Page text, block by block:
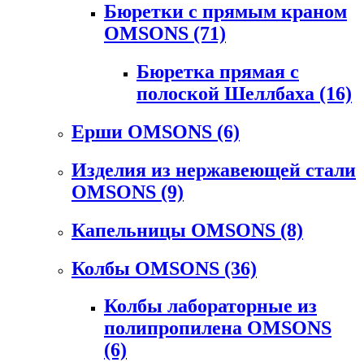
Бюретки с прямым краном
OMSONS (71)
Бюретка прямая с
полоской Шеллбаха (16)
Ерши OMSONS (6)
Изделия из нержавеющей стали
OMSONS (9)
Капельницы OMSONS (8)
Колбы OMSONS (36)
Колбы лабораторные из
полипропилена OMSONS
(6)